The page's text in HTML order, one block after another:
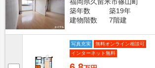
築年数
築19年
建物階数
7階建
写真充実
無料オンライン相談可
インターネット無料